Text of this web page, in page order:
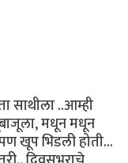
साथीला ..आम्ही
मधून मधून
खूप भिडली होती...